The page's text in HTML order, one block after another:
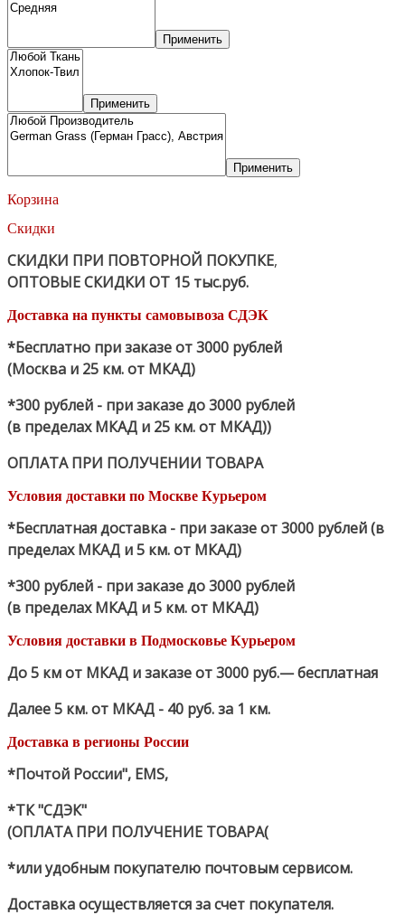
Применить
Применить
Применить
Корзина
Скидки
СКИДКИ ПРИ ПОВТОРНОЙ ПОКУПКЕ,
ОПТОВЫЕ СКИДКИ ОТ 15 тыс.руб.
Доставка на пункты самовывоза СДЭК
*Бесплатно при заказе от 3000 рублей
(Москва и 25 км. от МКАД)
*300 рублей - при заказе до 3000 рублей
(в пределах МКАД и 25 км. от МКАД))
ОПЛАТА ПРИ ПОЛУЧЕНИИ ТОВАРА
Условия доставки по Москве Курьером
*Бесплатная доставка - при заказе от 3000 рублей (в
пределах МКАД и 5 км. от МКАД)
*300 рублей - при заказе до 3000 рублей
(в пределах МКАД и 5 км. от МКАД)
Условия доставки в Подмосковье Курьером
До 5 км от МКАД и заказе от 3000 руб.— бесплатная
Далее 5 км. от МКАД - 40 руб. за 1 км.
Доставка в регионы России
*Почтой России", EMS,
*ТК "СДЭК"
(ОПЛАТА ПРИ ПОЛУЧЕНИЕ ТОВАРА(
*или удобным покупателю почтовым сервисом.
Доставка осуществляется за счет покупателя.